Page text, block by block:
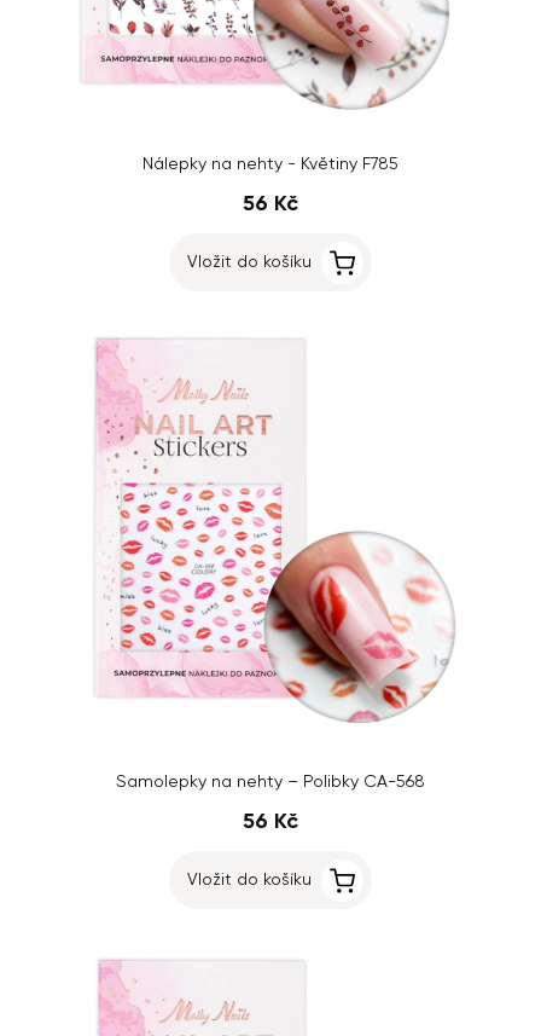
Nálepky na nehty - Květiny F785
56 Kč
Vložit do košíku
Samolepky na nehty – Polibky CA-568
56 Kč
Vložit do košíku